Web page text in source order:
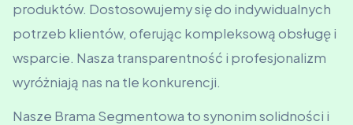
produktów. Dostosowujemy się do indywidualnych
potrzeb klientów, oferując kompleksową obsługę i
wsparcie. Nasza transparentność i profesjonalizm
wyróżniają nas na tle konkurencji.
Nasze Brama Segmentowa to synonim solidności i